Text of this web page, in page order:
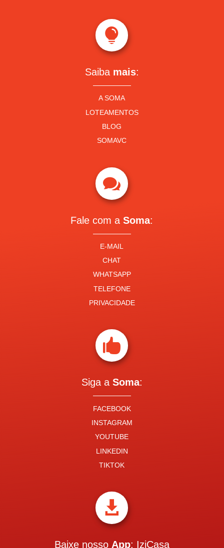

Saiba mais:
A SOMA
LOTEAMENTOS
BLOG
SOMAVC

Fale com aSoma:
E-MAIL
CHAT
WHATSAPP
TELEFONE
PRIVACIDADE

Siga a Soma:
FACEBOOK
INSTAGRAM
YOUTUBE
LINKEDIN
TIKTOK

Baixe nosso App: IziCasa